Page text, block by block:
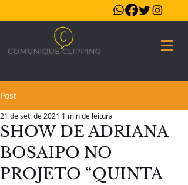
Post
SHOW DE ADRIANA
BOSAIPO NO
PROJETO “QUINTA
21 de set. de 2021 1 min de leitura